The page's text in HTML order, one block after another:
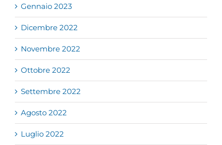
Gennaio 2023
Dicembre 2022
Novembre 2022
Ottobre 2022
Settembre 2022
Agosto 2022
Luglio 2022